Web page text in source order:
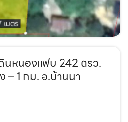
นหนองแฟบ 242 ตรว.
– 1 กม. อ.บ้านนา